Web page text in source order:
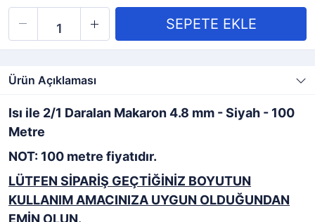
Ürün Açıklaması
Isı ile 2/1 Daralan Makaron 4.8 mm - Siyah - 100
Metre
NOT: 100 metre fiyatıdır.
LÜTFEN SİPARİŞ GEÇTİĞİNİZ BOYUTUN
KULLANIM AMACINIZA UYGUN OLDUĞUNDAN
EMİN OLUN.